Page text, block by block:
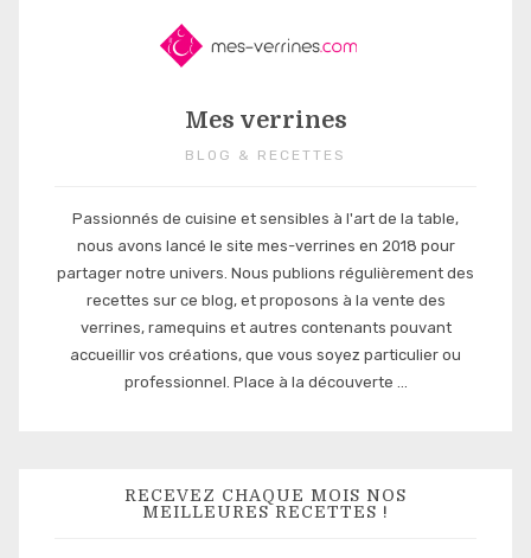
Mes verrines
BLOG & RECETTES
Passionnés de cuisine et sensibles à l'art de la table,
nous avons lancé le site mes-verrines en 2018 pour
partager notre univers. Nous publions régulièrement des
recettes sur ce blog, et proposons à la vente des
verrines, ramequins et autres contenants pouvant
accueillir vos créations, que vous soyez particulier ou
professionnel. Place à la découverte ...
RECEVEZ CHAQUE MOIS NOS
MEILLEURES RECETTES !